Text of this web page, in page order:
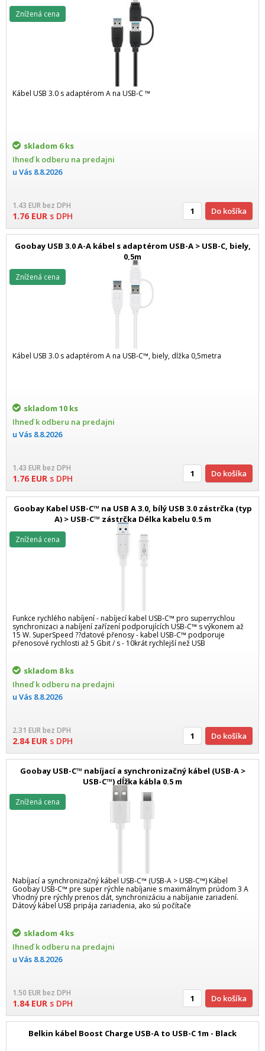
Kábel USB 3.0 s adaptérom A na USB-C ™
skladom 6 ks
Ihneď k odberu na predajni
u Vás 8.8.2026
1.43 EURbez DPH
1.76 EUR s DPH
Znížená cena
Do košíka
Goobay USB 3.0 A-A kábel s adaptérom USB-A > USB-C, biely,
0,5m
Kábel USB 3.0 s adaptérom A na USB-C™, biely, dĺžka 0,5metra
skladom 10 ks
Ihneď k odberu na predajni
u Vás 8.8.2026
1.43 EURbez DPH
1.76 EUR s DPH
Znížená cena
Do košíka
Goobay Kabel USB-C™ na USB A 3.0, bílý USB 3.0 zástrčka (typ
A) > USB-C™ zástrčka Délka kabelu 0.5 m
Funkce rychlého nabíjení - nabíjecí kabel USB-C™ pro superrychlou
synchronizaci a nabíjení zařízení podporujících USB-C™ s výkonem až
15 W. SuperSpeed ??datové přenosy - kabel USB-C™ podporuje
přenosové rychlosti až 5 Gbit / s - 10krát rychlejší než USB
skladom 8 ks
Ihneď k odberu na predajni
u Vás 8.8.2026
2.31 EURbez DPH
2.84EUR s DPH
Znížená cena
Do košíka
Goobay USB-C™ nabíjací a synchronizačný kábel (USB-A >
USB-C™) dĺžka kábla 0.5 m
Nabíjací a synchronizačný kábel USB-C™ (USB-A > USB-C™) Kábel
Goobay USB-C™ pre super rýchle nabíjanie s maximálnym prúdom 3 A
Vhodný pre rýchly prenos dát, synchronizáciu a nabíjanie zariadení.
Dátový kábel USB pripája zariadenia, ako sú počítače
skladom 4 ks
Ihneď k odberu na predajni
u Vás 8.8.2026
1.50 EURbez DPH
1.84EUR s DPH
Znížená cena
Do košíka
Belkin kábel Boost Charge USB-A to USB-C 1m - Black